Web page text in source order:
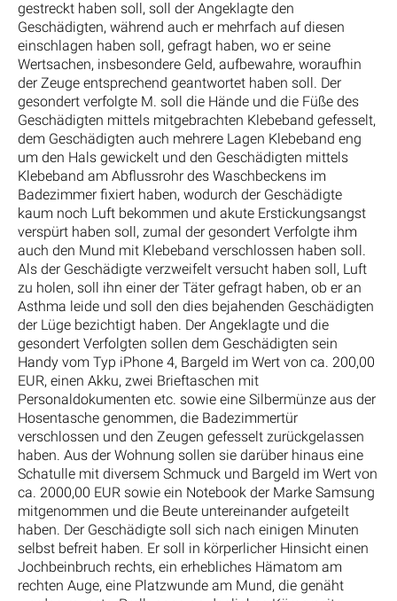
gestreckt haben soll, soll der Angeklagte den
Geschädigten, während auch er mehrfach auf diesen
einschlagen haben soll, gefragt haben, wo er seine
Wertsachen, insbesondere Geld, aufbewahre, woraufhin
der Zeuge entsprechend geantwortet haben soll. Der
gesondert verfolgte M. soll die Hände und die Füße des
Geschädigten mittels mitgebrachten Klebeband gefesselt,
dem Geschädigten auch mehrere Lagen Klebeband eng
um den Hals gewickelt und den Geschädigten mittels
Klebeband am Abflussrohr des Waschbeckens im
Badezimmer fixiert haben, wodurch der Geschädigte
kaum noch Luft bekommen und akute Erstickungsangst
verspürt haben soll, zumal der gesondert Verfolgte ihm
auch den Mund mit Klebeband verschlossen haben soll.
Als der Geschädigte verzweifelt versucht haben soll, Luft
zu holen, soll ihn einer der Täter gefragt haben, ob er an
Asthma leide und soll den dies bejahenden Geschädigten
der Lüge bezichtigt haben. Der Angeklagte und die
gesondert Verfolgten sollen dem Geschädigten sein
Handy vom Typ iPhone 4, Bargeld im Wert von ca. 200,00
EUR, einen Akku, zwei Brieftaschen mit
Personaldokumenten etc. sowie eine Silbermünze aus der
Hosentasche genommen, die Badezimmertür
verschlossen und den Zeugen gefesselt zurückgelassen
haben. Aus der Wohnung sollen sie darüber hinaus eine
Schatulle mit diversem Schmuck und Bargeld im Wert von
ca. 2000,00 EUR sowie ein Notebook der Marke Samsung
mitgenommen und die Beute untereinander aufgeteilt
haben. Der Geschädigte soll sich nach einigen Minuten
selbst befreit haben. Er soll in körperlicher Hinsicht einen
Jochbeinbruch rechts, ein erhebliches Hämatom am
rechten Auge, eine Platzwunde am Mund, die genäht